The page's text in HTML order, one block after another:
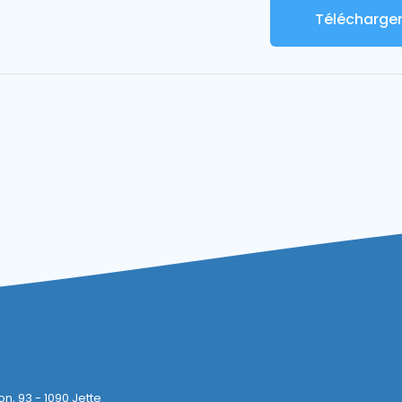
Télécharger
93 - 1090 Jette